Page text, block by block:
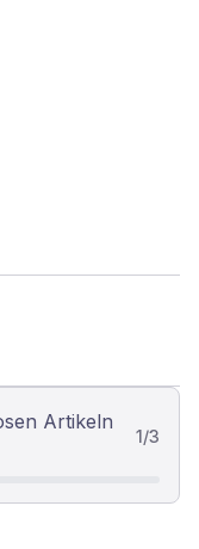
Artikeln
1/3